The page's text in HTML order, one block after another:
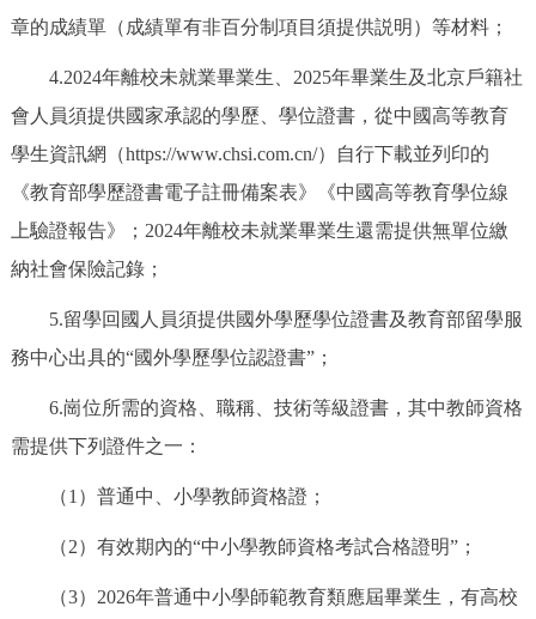
章的成績單（成績單有非百分制項目須提供説明）等材料；
4.2024年離校未就業畢業生、2025年畢業生及北京戶籍社
會人員須提供國家承認的學歷、學位證書，從中國高等教育
學生資訊網（https://www.chsi.com.cn/）自行下載並列印的
《教育部學歷證書電子註冊備案表》《中國高等教育學位線
上驗證報告》；2024年離校未就業畢業生還需提供無單位繳
納社會保險記錄；
5.留學回國人員須提供國外學歷學位證書及教育部留學服
務中心出具的“國外學歷學位認證書”；
6.崗位所需的資格、職稱、技術等級證書，其中教師資格
需提供下列證件之一：
（1）普通中、小學教師資格證；
（2）有效期內的“中小學教師資格考試合格證明”；
（3）2026年普通中小學師範教育類應屆畢業生，有高校